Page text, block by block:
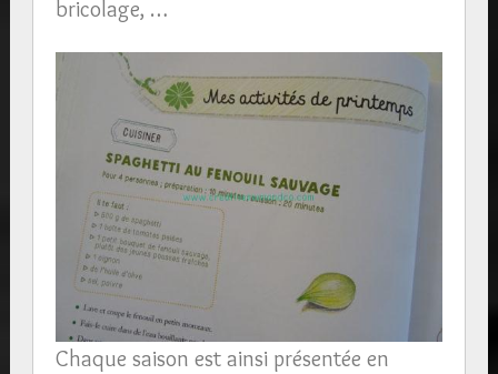
bricolage, …
Chaque saison est ainsi présentée en